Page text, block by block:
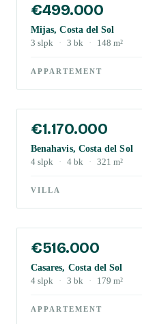
€499.000
Mijas, Costa del Sol
3 slpk · 3 bk · 148 m²
APPARTEMENT
€1.170.000
Benahavis, Costa del Sol
4 slpk · 4 bk · 321 m²
VILLA
€516.000
Casares, Costa del Sol
4 slpk · 3 bk · 179 m²
APPARTEMENT